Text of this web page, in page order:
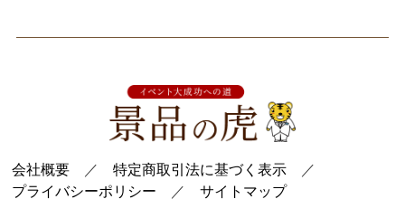
会社概要 ／特定商取引法に基づく表示 ／
プライバシーポリシー ／サイトマップ